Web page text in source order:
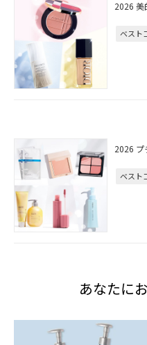
2026 美
ベスト
2026 プ
ベスト
あなたに